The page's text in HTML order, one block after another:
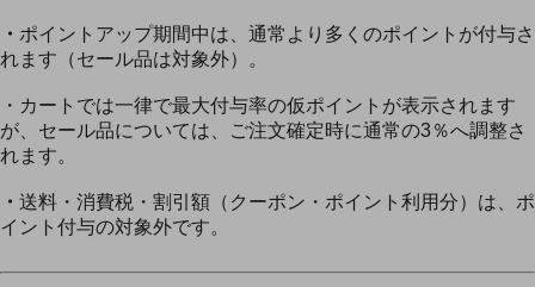
・ ポイントアップ期間中は、通常より多くのポイントが付与さ
れます（セール品は対象外）。
・カートでは一律で最大付与率の仮ポイントが表示されます
が、セール品については、ご注文確定時に通常の3％へ調整さ
れます。
・ 送料・消費税・割引額（クーポン・ポイント利用分）は、ポ
イント付与の対象外です。